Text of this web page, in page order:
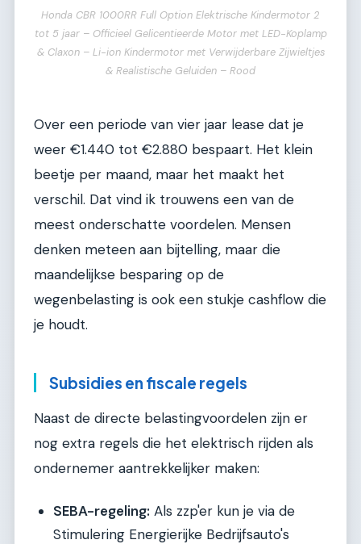
Honda CBR 1000RR Full Option Elektrische Kindermotor 2
tot 5 jaar – Officieel Gelicentieerde Motor met LED-Koplamp
& Claxon – Li-ion Kindermotor met Verwijderbare Zijwieltjes
& Realistische Geluiden – Rood
Over een periode van vier jaar lease dat je
weer €1.440 tot €2.880 bespaart. Het klein
beetje per maand, maar het maakt het
verschil. Dat vind ik trouwens een van de
meest onderschatte voordelen. Mensen
denken meteen aan bijtelling, maar die
maandelijkse besparing op de
wegenbelasting is ook een stukje cashflow die
je houdt.
Subsidies en fiscale regels
Naast de directe belastingvoordelen zijn er
nog extra regels die het elektrisch rijden als
ondernemer aantrekkelijker maken:
SEBA-regeling: Als zzp'er kun je via de
Stimulering Energierijke Bedrijfsauto's